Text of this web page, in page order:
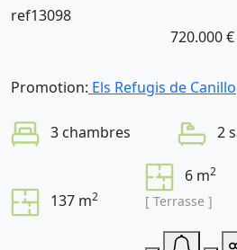
ref13098
720.000 €
Promotion: Els Refugis de Canillo
3 chambres 2
137 m2
6 m2
[ Terrasse ]